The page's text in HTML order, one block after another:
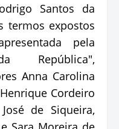
Santos da
termos expostos
pela
República",
Anna Carolina
Cordeiro
de Siqueira,